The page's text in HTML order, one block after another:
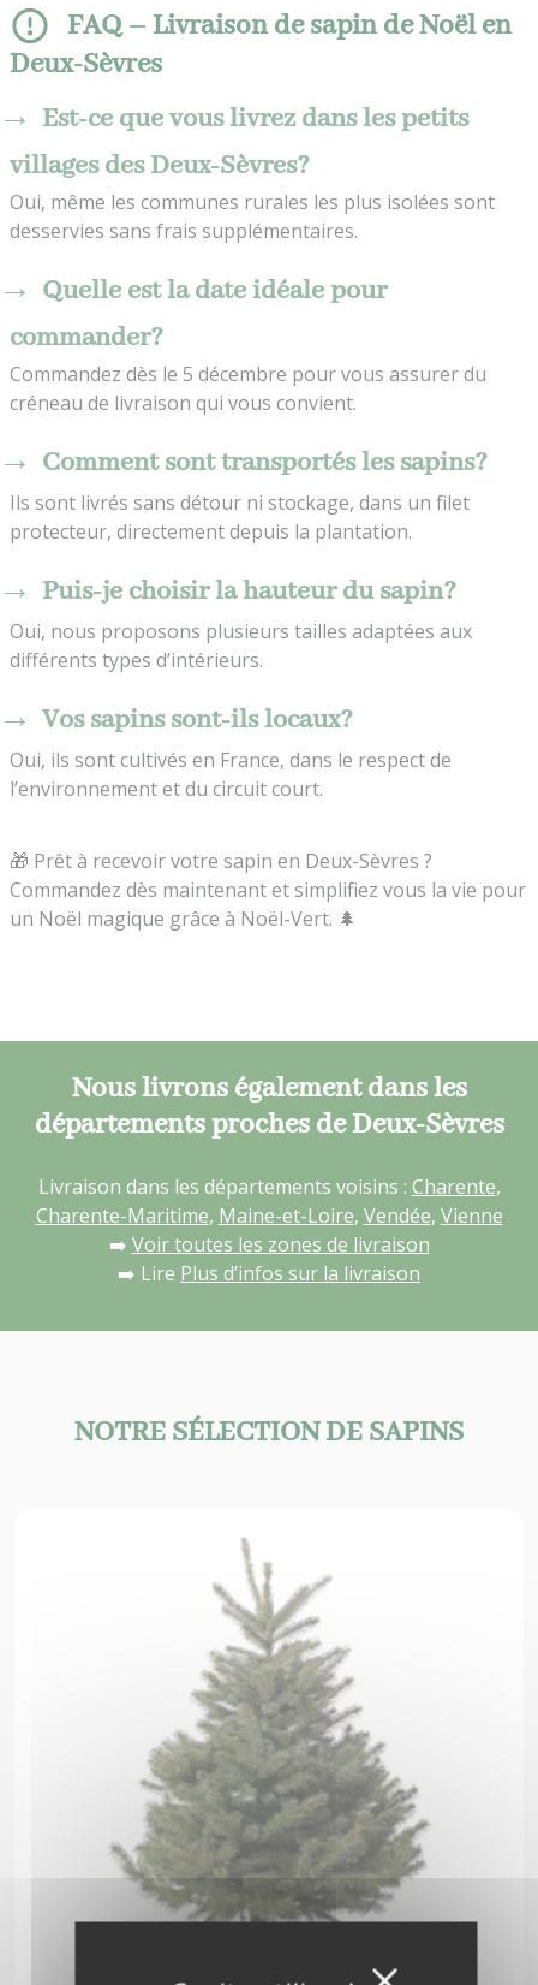
FAQ – Livraison de sapin de Noël en
Deux-Sèvres
Est-ce que vous livrez dans les petits
villages des Deux-Sèvres?
Oui, même les communes rurales les plus isolées sont
desservies sans frais supplémentaires.
Quelle est la date idéale pour
commander?
Commandez dès le 5 décembre pour vous assurer du
créneau de livraison qui vous convient.
Comment sont transportés les sapins?
Ils sont livrés sans détour ni stockage, dans un filet
protecteur, directement depuis la plantation.
Puis-je choisir la hauteur du sapin?
Oui, nous proposons plusieurs tailles adaptées aux
différents types d’intérieurs.
Vos sapins sont-ils locaux?
Oui, ils sont cultivés en France, dans le respect de
l’environnement et du circuit court.
🎁 Prêt à recevoir votre sapin en Deux-Sèvres ?
Commandez dès maintenant et simplifiez vous la vie pour
un Noël magique grâce à Noël-Vert. 🌲
Nous livrons également dans les
départements proches de Deux-Sèvres
Livraison dans les départements voisins : Charente,
Charente-Maritime, Maine-et-Loire, Vendée, Vienne
➡️ Voir toutes les zones de livraison
➡️ Lire Plus d’infos sur la livraison
NOTRE SÉLECTION DE SAPINS